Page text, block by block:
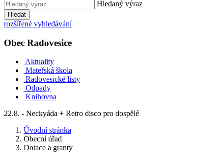
Hledaný výraz
Hledat
rozšířené vyhledávání
Obec Radovesice
Aktuality
Mateřská škola
Radovesické listy
Odpady
Knihovna
22.8. - Neckyáda + Retro disco pro dospělé
Úvodní stránka
Obecní úřad
Dotace a granty